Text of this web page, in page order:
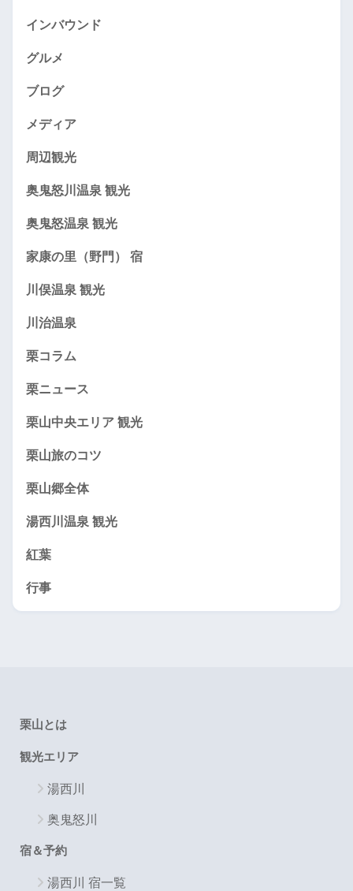
インバウンド
グルメ
ブログ
メディア
周辺観光
奥鬼怒川温泉 観光
奥鬼怒温泉 観光
家康の里（野門） 宿
川俣温泉 観光
川治温泉
栗コラム
栗ニュース
栗山中央エリア 観光
栗山旅のコツ
栗山郷全体
湯西川温泉 観光
紅葉
行事
栗山とは
観光エリア
湯西川
奥鬼怒川
宿＆予約
湯西川 宿一覧